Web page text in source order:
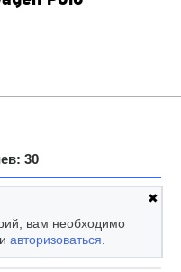
30
✖
вам необходимо
авторизоваться.